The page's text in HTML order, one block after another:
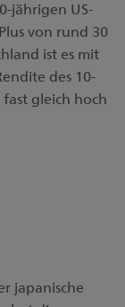
jährigen US-
von rund 30
ist es mit
des 10-
gleich hoch
japanische